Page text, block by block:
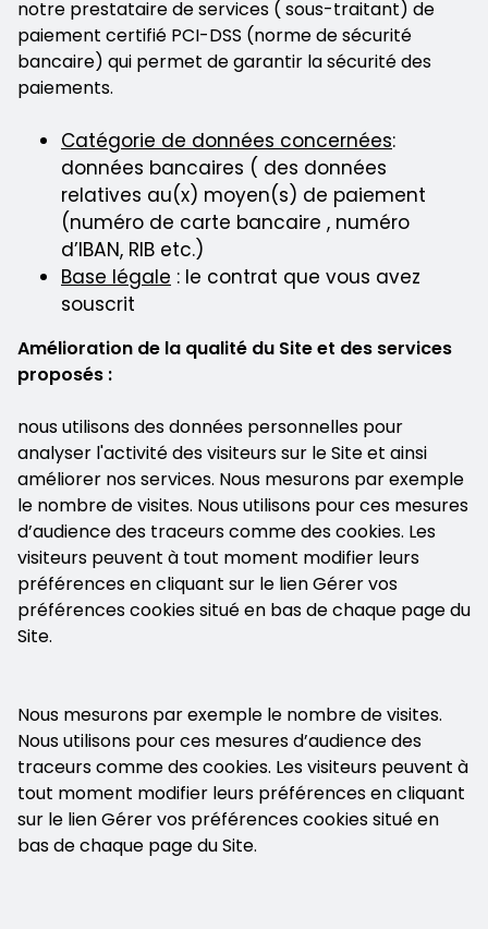
notre prestataire de services ( sous-traitant) de
paiement certifié PCI-DSS (norme de sécurité
bancaire) qui permet de garantir la sécurité des
paiements.
Catégorie de données concernées:
données bancaires ( des données
relatives au(x) moyen(s) de paiement
(numéro de carte bancaire , numéro
d’IBAN, RIB etc.)
Base légale : le contrat que vous avez
souscrit
Amélioration de la qualité du Site et des services
proposés :
nous utilisons des données personnelles pour
analyser l'activité des visiteurs sur le Site et ainsi
améliorer nos services. Nous mesurons par exemple
le nombre de visites. Nous utilisons pour ces mesures
d’audience des traceurs comme des cookies. Les
visiteurs peuvent à tout moment modifier leurs
préférences en cliquant sur le lien Gérer vos
préférences cookies situé en bas de chaque page du
Site.
Nous mesurons par exemple le nombre de visites.
Nous utilisons pour ces mesures d’audience des
traceurs comme des cookies. Les visiteurs peuvent à
tout moment modifier leurs préférences en cliquant
sur le lien Gérer vos préférences cookies situé en
bas de chaque page du Site.